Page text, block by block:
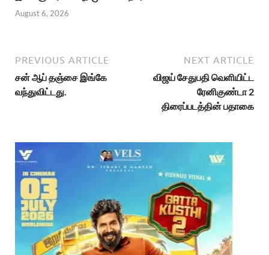
August 6, 2026
PREVIOUS ARTICLE
சன் ஆப் தஞ்சை இங்கே
வந்துவிட்டது.
NEXT ARTICLE
விஜய் சேதுபதி வெளியிட்ட
ரேனிகுண்டா 2
திரைப்படத்தின் பதாகை